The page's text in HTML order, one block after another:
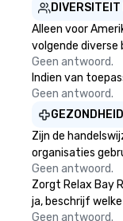
Alleen voor
volgende
Geen antwoord.
Indien van
Geen antwoord.
Zijn de
organisaties
Geen antwoord.
Zorgt Relax Bay
ja, beschrijf
Geen antwoord.